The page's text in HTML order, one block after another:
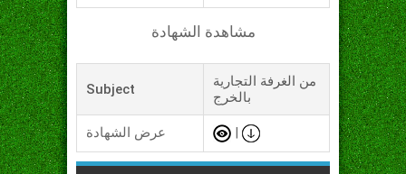
مشاهدة الشهادة
Subject
من الغرفة التجارية
بالخرج
عرض الشهادة